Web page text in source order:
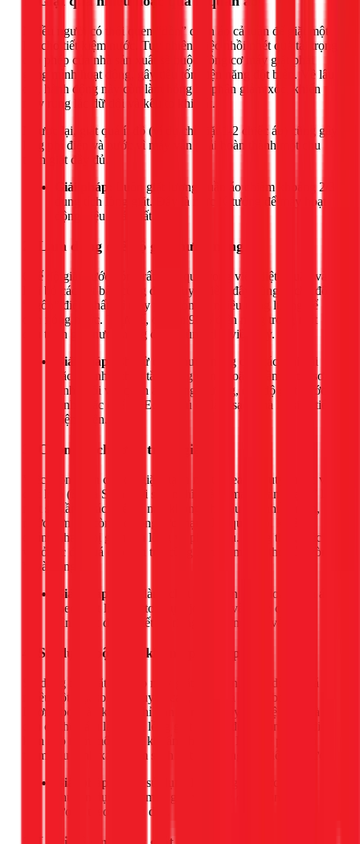
Nhiều người có thói quen “dồn” quần áo cả tuần để giặt một
lần cho tiết kiệm nước. Tuy nhiên, việc nhồi nhét quá tải trọng
cho phép của nhà sản xuất sẽ buộc động cơ máy giặt phải
gồng mình hoạt động, gây tiêu tốn điện năng đột biến. Về lâu
dài, hành động này còn làm hỏng bộ phận giảm xóc, khiến
máy rung lắc dữ dội và kêu to khi vắt.
Ngược lại, giặt quá ít đồ (ví dụ chỉ giặt 1-2 chiếc áo) cũng gây
lãng phí điện và nước vì máy vẫn phải hoàn thành một chu
trình giặt đầy đủ.
Giải pháp:
Luôn giặt lượng quần áo chiếm khoảng 2/3
dung tích lồng giặt. Đây là mức lý tưởng để máy hoạt
động hiệu quả nhất.
2. Lạm dụng chế độ giặt nước nóng
Chế độ giặt nước nóng rất hiệu quả trong việc diệt khuẩn và
loại bỏ các vết bẩn cứng đầu. Tuy nhiên, đây cũng là chế độ
“ngốn” điện nhất, vì máy phải tốn rất nhiều năng lượng để
đun nóng nước. Thực tế, có đến 90% điện năng trong một
chu trình giặt nước nóng được dùng cho việc này.
Giải pháp:
Chỉ sử dụng nước nóng cho các loại vải
đặc thù như khăn tắm, ga giường hoặc quần áo trẻ sơ
sinh. Đối với quần áo thông thường, chế độ giặt nước
lạnh hoặc chế độ Eco là đủ để làm sạch mà lại siêu tiết
kiệm điện.
3. Chọn sai chương trình giặt
Việc luôn chọn chế độ giặt mạnh nhất (Heavy Duty) hoặc vắt
cực khô (Extra Spin) với suy nghĩ “càng mạnh càng sạch” là
một sai lầm. Các chế độ này không chỉ tiêu thụ nhiều điện,
nước hơn mà còn tác động lực mạnh lên quần áo, khiến
chúng nhanh bị giãn, xù lông và phai màu. Đồng thời, việc
vắt ở tốc độ quá cao liên tục cũng làm giảm tuổi thọ của vòng
bi và động cơ.
Giải pháp:
Hãy dành chút thời gian phân loại quần áo
theo chất liệu (cotton, lụa, jeans...) và chọn chương
trình giặt được thiết kế riêng cho từng loại vải.
4. Sử dụng bột giặt không phù hợp
Sử dụng bột giặt tay cho máy giặt cửa trên, hoặc dùng quá
nhiều bột giặt so với khuyến cáo, sẽ tạo ra lượng bọt lớn.
Lượng bọt này không chỉ tràn ra ngoài gây mất vệ sinh mà
còn có thể bám lại trong lồng giặt và các đường ống, tạo điều
kiện cho nấm mốc và vi khuẩn phát triển. Máy sẽ phải tốn
thêm chu trình xả để làm sạch bọt, gây lãng phí điện và nước.
Giải pháp:
Luôn sử dụng loại bột giặt/nước giặt
chuyên dụng cho máy giặt và đong đếm đúng liều
lượng theo hướng dẫn.